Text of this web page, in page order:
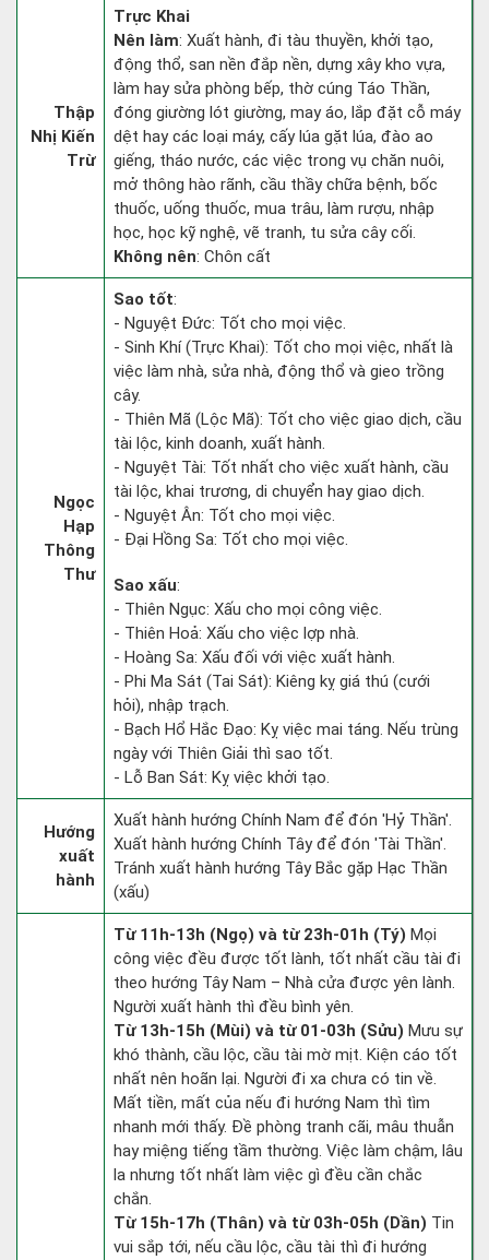
Thập
Nhị Kiến
Trừ
Trực Khai
Nên làm: Xuất hành, đi tàu thuyền, khởi tạo,
động thổ, san nền đắp nền, dựng xây kho vựa,
làm hay sửa phòng bếp, thờ cúng Táo Thần,
đóng giường lót giường, may áo, lắp đặt cỗ máy
dệt hay các loại máy, cấy lúa gặt lúa, đào ao
giếng, tháo nước, các việc trong vụ chăn nuôi,
mở thông hào rãnh, cầu thầy chữa bệnh, bốc
thuốc, uống thuốc, mua trâu, làm rượu, nhập
học, học kỹ nghệ, vẽ tranh, tu sửa cây cối.
Không nên: Chôn cất
Ngọc
Hạp
Thông
Thư
Sao tốt:
- Nguyệt Đức: Tốt cho mọi việc.
- Sinh Khí (Trực Khai): Tốt cho mọi việc, nhất là
việc làm nhà, sửa nhà, động thổ và gieo trồng
cây.
- Thiên Mã (Lộc Mã): Tốt cho việc giao dịch, cầu
tài lộc, kinh doanh, xuất hành.
- Nguyệt Tài: Tốt nhất cho việc xuất hành, cầu
tài lộc, khai trương, di chuyển hay giao dịch.
- Nguyệt Ân: Tốt cho mọi việc.
- Đại Hồng Sa: Tốt cho mọi việc.
Sao xấu:
- Thiên Ngục: Xấu cho mọi công việc.
- Thiên Hoả: Xấu cho việc lợp nhà.
- Hoàng Sa: Xấu đối với việc xuất hành.
- Phi Ma Sát (Tai Sát): Kiêng kỵ giá thú (cưới
hỏi), nhập trạch.
- Bạch Hổ Hắc Đạo: Kỵ việc mai táng. Nếu trùng
ngày với Thiên Giải thì sao tốt.
- Lỗ Ban Sát: Kỵ việc khởi tạo.
Hướng
xuất
hành
Xuất hành hướng Chính Nam để đón 'Hỷ Thần'.
Xuất hành hướng Chính Tây để đón 'Tài Thần'.
Tránh xuất hành hướng Tây Bắc gặp Hạc Thần
(xấu)
Từ 11h-13h (Ngọ) và từ 23h-01h (Tý) Mọi
công việc đều được tốt lành, tốt nhất cầu tài đi
theo hướng Tây Nam – Nhà cửa được yên lành.
Người xuất hành thì đều bình yên.
Từ 13h-15h (Mùi) và từ 01-03h (Sửu) Mưu sự
khó thành, cầu lộc, cầu tài mờ mịt. Kiện cáo tốt
nhất nên hoãn lại. Người đi xa chưa có tin về.
Mất tiền, mất của nếu đi hướng Nam thì tìm
nhanh mới thấy. Đề phòng tranh cãi, mâu thuẫn
hay miệng tiếng tầm thường. Việc làm chậm, lâu
la nhưng tốt nhất làm việc gì đều cần chắc
chắn.
Từ 15h-17h (Thân) và từ 03h-05h (Dần) Tin
vui sắp tới, nếu cầu lộc, cầu tài thì đi hướng